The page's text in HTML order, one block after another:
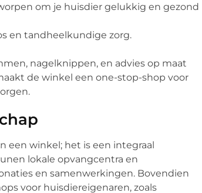
om je huisdier gelukkig en gezond
en tandheelkundige zorg.
nagelknippen, en advies op maat
de winkel een one-stop-shop voor
een winkel; het is een integraal
lokale opvangcentra en
en samenwerkingen. Bovendien
voor huisdiereigenaren, zoals